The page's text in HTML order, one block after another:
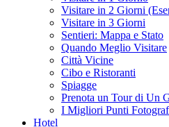
Visitare in 2 Giorni
Visitare in 3 Giorni
Sentieri: Mappa e Stato
Quando Meglio Visitare
Città Vicine
Cibo e Ristoranti
Spiagge
Prenota un Tour di Un
I Migliori Punti
Hotel